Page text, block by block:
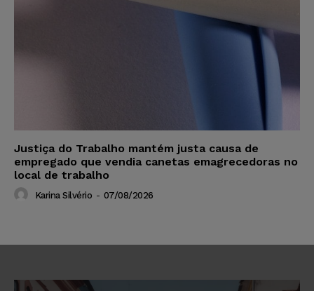
Justiça do Trabalho mantém justa causa de
empregado que vendia canetas emagrecedoras no
local de trabalho
Karina Silvério - 07/08/2026